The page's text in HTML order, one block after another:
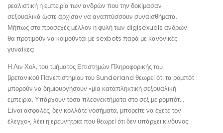
ρεαλιστική η εμπειρία των ανδρών που την δοκίμασαν
σεξουαλικά ώστε άρχισαν να αναπτύσσουν συναισθήματα.
Μήπως στο προσεχές μέλλον η φυλή των digisexuals ανδρών
θα προτιμούν να κοιμούνται με sexbots παρά με κανονικές
γυναίκες;
Η Λιν Χολ, του τμήματος Επιστημών Πληροφορικής του
βρετανικού Πανεπιστημίου του Sunderland θεωρεί ότι τα ρομπότ
μπορούν να δημιουργήσουν «μία καταπληκτική σεξουαλική
εμπειρία. Υπάρχουν τόσα πλεονεκτήματα στο σεξ με ρομπότ…
Είναι ασφαλές, δεν κολλάτε νοσήματα, μπορείτε να έχετε τον
έλεγχο», λέει η ερευνήτρια που θεωρεί ότι δεν υπάρχει κίνδυνος.